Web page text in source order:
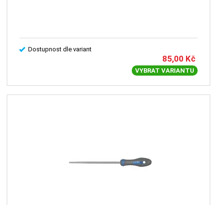
Dostupnost dle variant
85,00 Kč
VYBRAT VARIANTU